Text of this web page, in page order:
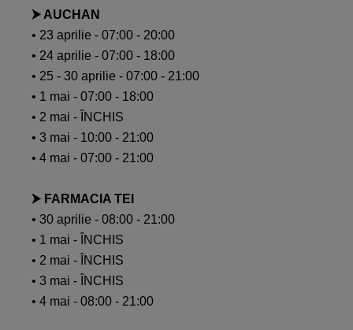
⮞ AUCHAN
• 23 aprilie - 07:00 - 20:00
• 24 aprilie - 07:00 - 18:00
• 25 - 30 aprilie - 07:00 - 21:00
• 1 mai - 07:00 - 18:00
• 2 mai - ÎNCHIS
• 3 mai - 10:00 - 21:00
• 4 mai - 07:00 - 21:00
⮞ FARMACIA TEI
• 30 aprilie - 08:00 - 21:00
• 1 mai - ÎNCHIS
• 2 mai - ÎNCHIS
• 3 mai - ÎNCHIS
• 4 mai - 08:00 - 21:00